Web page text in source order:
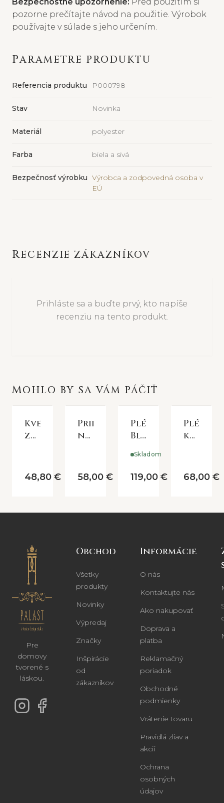
pozorne prečítajte návod na použitie. Výrobok
používajte v súlade s jeho určením.
PARAMETRE PRODUKTU
Referencia produktu P000798
Stav Novinka
Materiál polyester
Farba biela a sivá
Bezpečnosť výrobku Výrobca a zodpovedná osoba v
EÚ
RECENZIE ZÁKAZNÍKOV
Prihláste sa a buďte prvý, kto napíše
recenziu na tento produkt.
MOHLO BY SA VÁM PÁČIŤ
Kvetinový
zelený
48,80 €
Prikrývka
na
cm
58,00 €
Pléd
Blanket
béžový
1830*130cm
Skladom
119,00 €
Pléd
68,00 €
Pre
domovy
tvorené s
láskou.
Obchod
Všetky
produkty
Novinky
Výpredaj
Značky
Inšpirácie
od
zákazníkov
Informácie
O nás
Kontaktujte nás
Ako nakupovať
Doprava a
platba
Reklamačný
poriadok
Obchodné
podmienky
Vrátenie tovaru
Pravidlá zliav a
akcií
Ochrana
osobných
údajov